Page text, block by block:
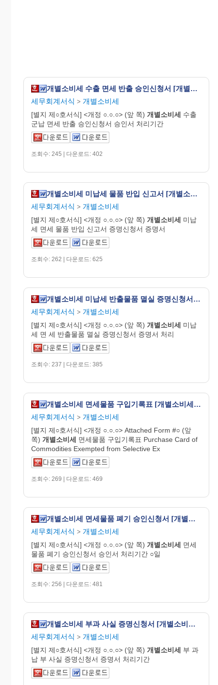
개별소비세 수출 면세 반출 승인신청서 [개별소비세법 시행규칙 서식10]
세무회계서식 > 개별소비세
[별지 제○호서식] <개정 ○.○.○> (앞 쪽) 개별소비세 수출
군납 면세 반출 승인신청서 승인서 처리기간
조회수: 245 | 다운로드: 402
개별소비세 미납세 물품 반입 신고서 [개별소비세법 시행규칙 서식12]
세무회계서식 > 개별소비세
[별지 제○호서식] <개정 ○.○.○> (앞 쪽) 개별소비세 미납
세 면세 물품 반입 신고서 증명신청서 증명서
조회수: 262 | 다운로드: 625
개별소비세 미납세 반출물품 멸실 증명신청서 [개별소비세법 시행규칙 서식15]
세무회계서식 > 개별소비세
[별지 제○호서식] <개정 ○.○.○> (앞 쪽) 개별소비세 미납
세 면 세 반출물품 멸실 증명신청서 증명서 처리
조회수: 237 | 다운로드: 385
개별소비세 면세물품 구입기록표 [개별소비세법 시행규칙 서식20]
세무회계서식 > 개별소비세
[별지 제○호서식] <개정 ○.○.○> Attached Form #○ (앞
쪽) 개별소비세 면세물품 구입기록표 Purchase Card of
Commodities Exempted from Selective Ex
조회수: 269 | 다운로드: 469
개별소비세 면세물품 폐기 승인신청서 [개별소비세법 시행규칙 서식25]
세무회계서식 > 개별소비세
[별지 제○호서식] <개정 ○.○.○> (앞 쪽) 개별소비세 면세
물품 폐기 승인신청서 승인서 처리기간 ○일
조회수: 256 | 다운로드: 481
개별소비세 부과 사실 증명신청서 [개별소비세법 시행규칙 서식27]
세무회계서식 > 개별소비세
[별지 제○호서식] <개정 ○.○.○> (앞 쪽) 개별소비세 부 과
납 부 사실 증명신청서 증명서 처리기간